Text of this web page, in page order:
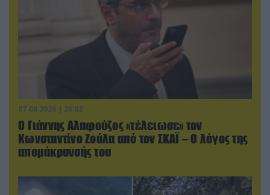
07.08.2026 | 20:02
Ο Γιάννης Αλαφούζος «τέλειωσε» τον
Κωνσταντίνο Ζούλα από τον ΣΚΑΪ – Ο λόγος της
απομάκρυνσής του